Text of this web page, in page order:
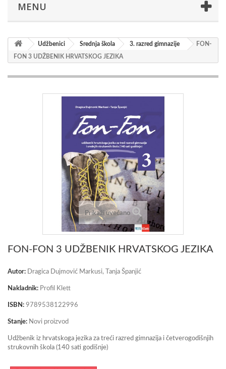
MENU
Udžbenici Srednja škola 3. razred gimnazije FON-
FON 3 UDŽBENIK HRVATSKOG JEZIKA
Prikaži uvećano
FON-FON 3 UDŽBENIK HRVATSKOG JEZIKA
Autor: Dragica Dujmović Markusi, Tanja Španjić
Nakladnik: Profil Klett
ISBN: 9789538122996
Stanje: Novi proizvod
Udžbenik iz hrvatskoga jezika za treći razred gimnazija i četverogodišnjih
strukovnih škola (140 sati godišnje)